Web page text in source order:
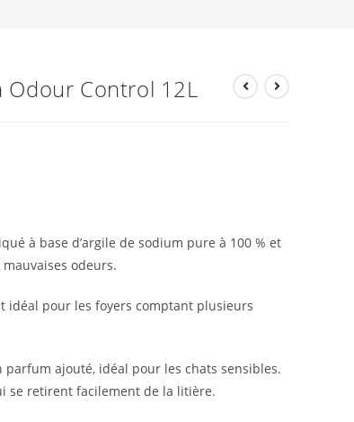
Control 12L
à base d’argile de sodium pure à 100 % et
odeurs.
idéal pour les foyers comptant plusieurs
ajouté, idéal pour les chats sensibles.
se retirent facilement de la litière.